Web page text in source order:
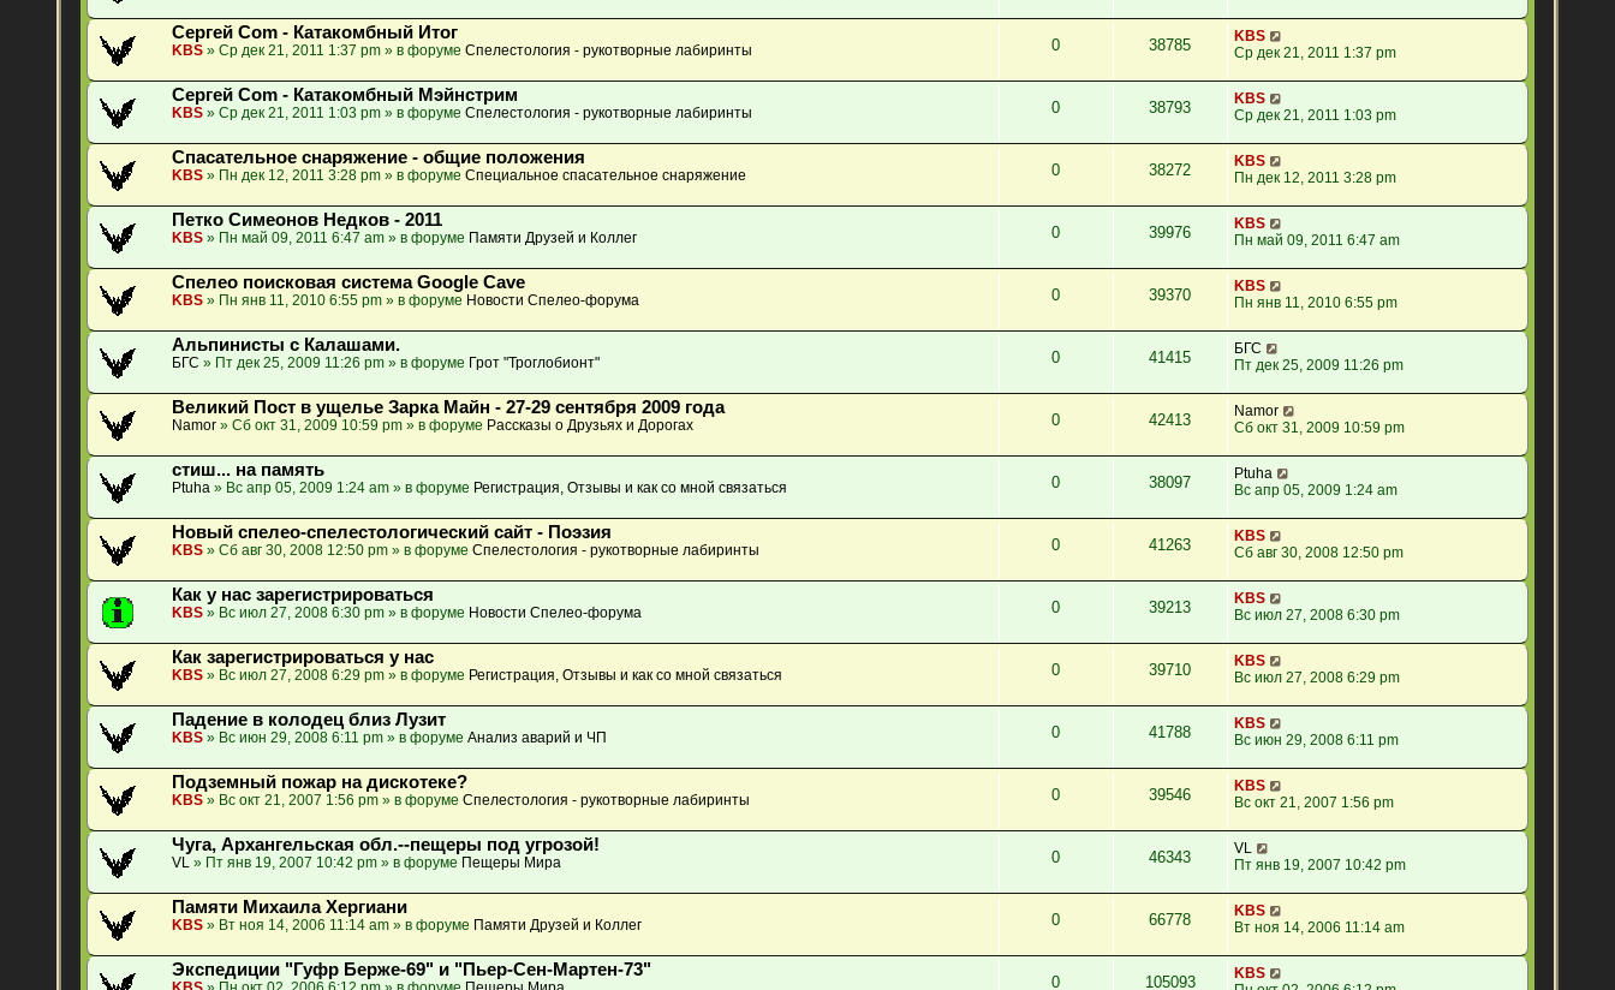
Сергей Com - Катакомбный Итог
KBS » Ср дек 21, 2011 1:37 pm » в форумеСпелестология - рукотворные лабиринты 0 38785
KBS
Ср дек 21, 2011 1:37 pm
Сергей Com - Катакомбный Мэйнстрим
KBS » Ср дек 21, 2011 1:03 pm » в форумеСпелестология - рукотворные лабиринты 0 38793
KBS
Ср дек 21, 2011 1:03 pm
Спасательное снаряжение - общие положения
KBS » Пн дек 12, 2011 3:28 pm » в форумеСпециальное спасательное снаряжение 0 38272
KBS
Пн дек 12, 2011 3:28 pm
Петко Симеонов Недков - 2011
KBS » Пн май 09, 2011 6:47 am » в форуме Памяти Друзей и Коллег 0 39976
KBS
Пн май 09, 2011 6:47 am
Спелео поисковая система Google Cave
KBS » Пн янв 11, 2010 6:55 pm » в форуме Новости Спелео-форума 0 39370
KBS
Пн янв 11, 2010 6:55 pm
Альпинисты с Калашами.
БГС » Пт дек 25, 2009 11:26 pm » в форуме Грот "Троглобионт" 0 41415
БГС
Пт дек 25, 2009 11:26 pm
Великий Пост в ущелье Зарка Майн - 27-29 сентября 2009 года
Namor » Сб окт 31, 2009 10:59 pm » в форуме Рассказы о Друзьях и Дорогах 0 42413
Namor
Сб окт 31, 2009 10:59 pm
стиш... на память
Ptuha » Вс апр 05, 2009 1:24 am » в форуме Регистрация, Отзывы и как со мной связаться 0 38097
Ptuha
Вс апр 05, 2009 1:24 am
Новый спелео-спелестологический сайт - Поэзия
KBS » Сб авг 30, 2008 12:50 pm » в форумеСпелестология - рукотворные лабиринты 0 41263
KBS
Сб авг 30, 2008 12:50 pm
Как у нас зарегистрироваться
KBS » Вс июл 27, 2008 6:30 pm » в форуме Новости Спелео-форума 0 39213
KBS
Вс июл 27, 2008 6:30 pm
Как зарегистрироваться у нас
KBS » Вс июл 27, 2008 6:29 pm » в форуме Регистрация, Отзывы и как со мной связаться 0 39710
KBS
Вс июл 27, 2008 6:29 pm
Падение в колодец близ Лузит
KBS » Вс июн 29, 2008 6:11 pm » в форумеАнализ аварий и ЧП 0 41788
KBS
Вс июн 29, 2008 6:11 pm
Подземный пожар на дискотеке?
KBS » Вс окт 21, 2007 1:56 pm » в форумеСпелестология - рукотворные лабиринты 0 39546
KBS
Вс окт 21, 2007 1:56 pm
Чуга, Архангельская обл.--пещеры под угрозой!
VL » Пт янв 19, 2007 10:42 pm » в форуме Пещеры Мира 0 46343
VL
Пт янв 19, 2007 10:42 pm
Памяти Михаила Хергиани
KBS » Вт ноя 14, 2006 11:14 am » в форуме Памяти Друзей и Коллег 0 66778
KBS
Вт ноя 14, 2006 11:14 am
Экспедиции "Гуфр Берже-69" и "Пьер-Сен-Мартен-73"
0 105093
KBS